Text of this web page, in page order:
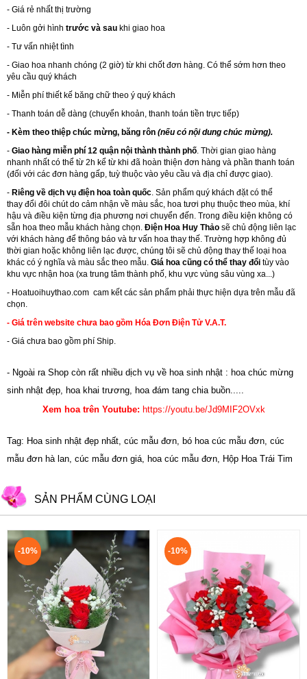
- Giá rẻ nhất thị trường
- Luôn gởi hình trước và sau khi giao hoa
- Tư vấn nhiệt tình
- Giao hoa nhanh chóng (2 giờ) từ khi chốt đơn hàng. Có thể sớm hơn theo
yêu cầu quý khách
- Miễn phí thiết kế băng chữ theo ý quý khách
- Thanh toán dễ dàng (chuyển khoản, thanh toán tiền trực tiếp)
- Kèm theo thiệp chúc mừng, băng rôn (nếu có nội dung chúc mừng).
- Giao hàng miễn phí 12 quận nội thành thành phố . Thời gian giao hàng
nhanh nhất có thể từ 2h kể từ khi đã hoàn thiện đơn hàng và phần thanh toán
(đối với các đơn hàng gấp, tuỳ thuộc vào yêu cầu và địa chỉ được giao).
- Riêng về dịch vụ điện hoa toàn quốc . Sản phẩm quý khách đặt có thể
thay đổi đôi chút do cảm nhận về màu sắc, hoa tươi phụ thuộc theo mùa, khí
hậu và điều kiện từng địa phương nơi chuyển đến. Trong điều kiện không có
sẵn hoa theo mẫu khách hàng chọn. Điện Hoa Huy Thảo sẽ chủ động liên lạc
với khách hàng để thông báo và tư vấn hoa thay thế. Trường hợp không đủ
thời gian hoặc không liên lạc được, chúng tôi sẽ chủ động thay thế loại hoa
khác có ý nghĩa và màu sắc theo mẫu. Giá hoa cũng có thể thay đổi tùy vào
khu vực nhận hoa (xa trung tâm thành phố, khu vực vùng sâu vùng xa...)
- Hoatuoihuythao.com cam kết các sản phẩm phải thực hiện dựa trên mẫu đã
chọn.
- Giá trên website chưa bao gồm Hóa Đơn Điện Tử V.A.T.
- Giá chưa bao gồm phí Ship.
- Ngoài ra Shop còn rất nhiều dịch vụ về hoa sinh nhật : hoa chúc mừng
sinh nhật đẹp, hoa khai trương hoa đám tang chia buồn.....
Xem hoa trên Youtube: https://youtu.be/Jd9MIF2OVxk
Tag: Hoa sinh nhật đẹp nhất, cúc mẫu đơn, bó hoa cúc mẫu đơn, cúc
mẫu đơn hà lan, cúc mẫu đơn giá, hoa cúc mẫu đơn, Hộp Hoa Trái Tim
SẢN PHẨM CÙNG LOẠI
-10% -10%